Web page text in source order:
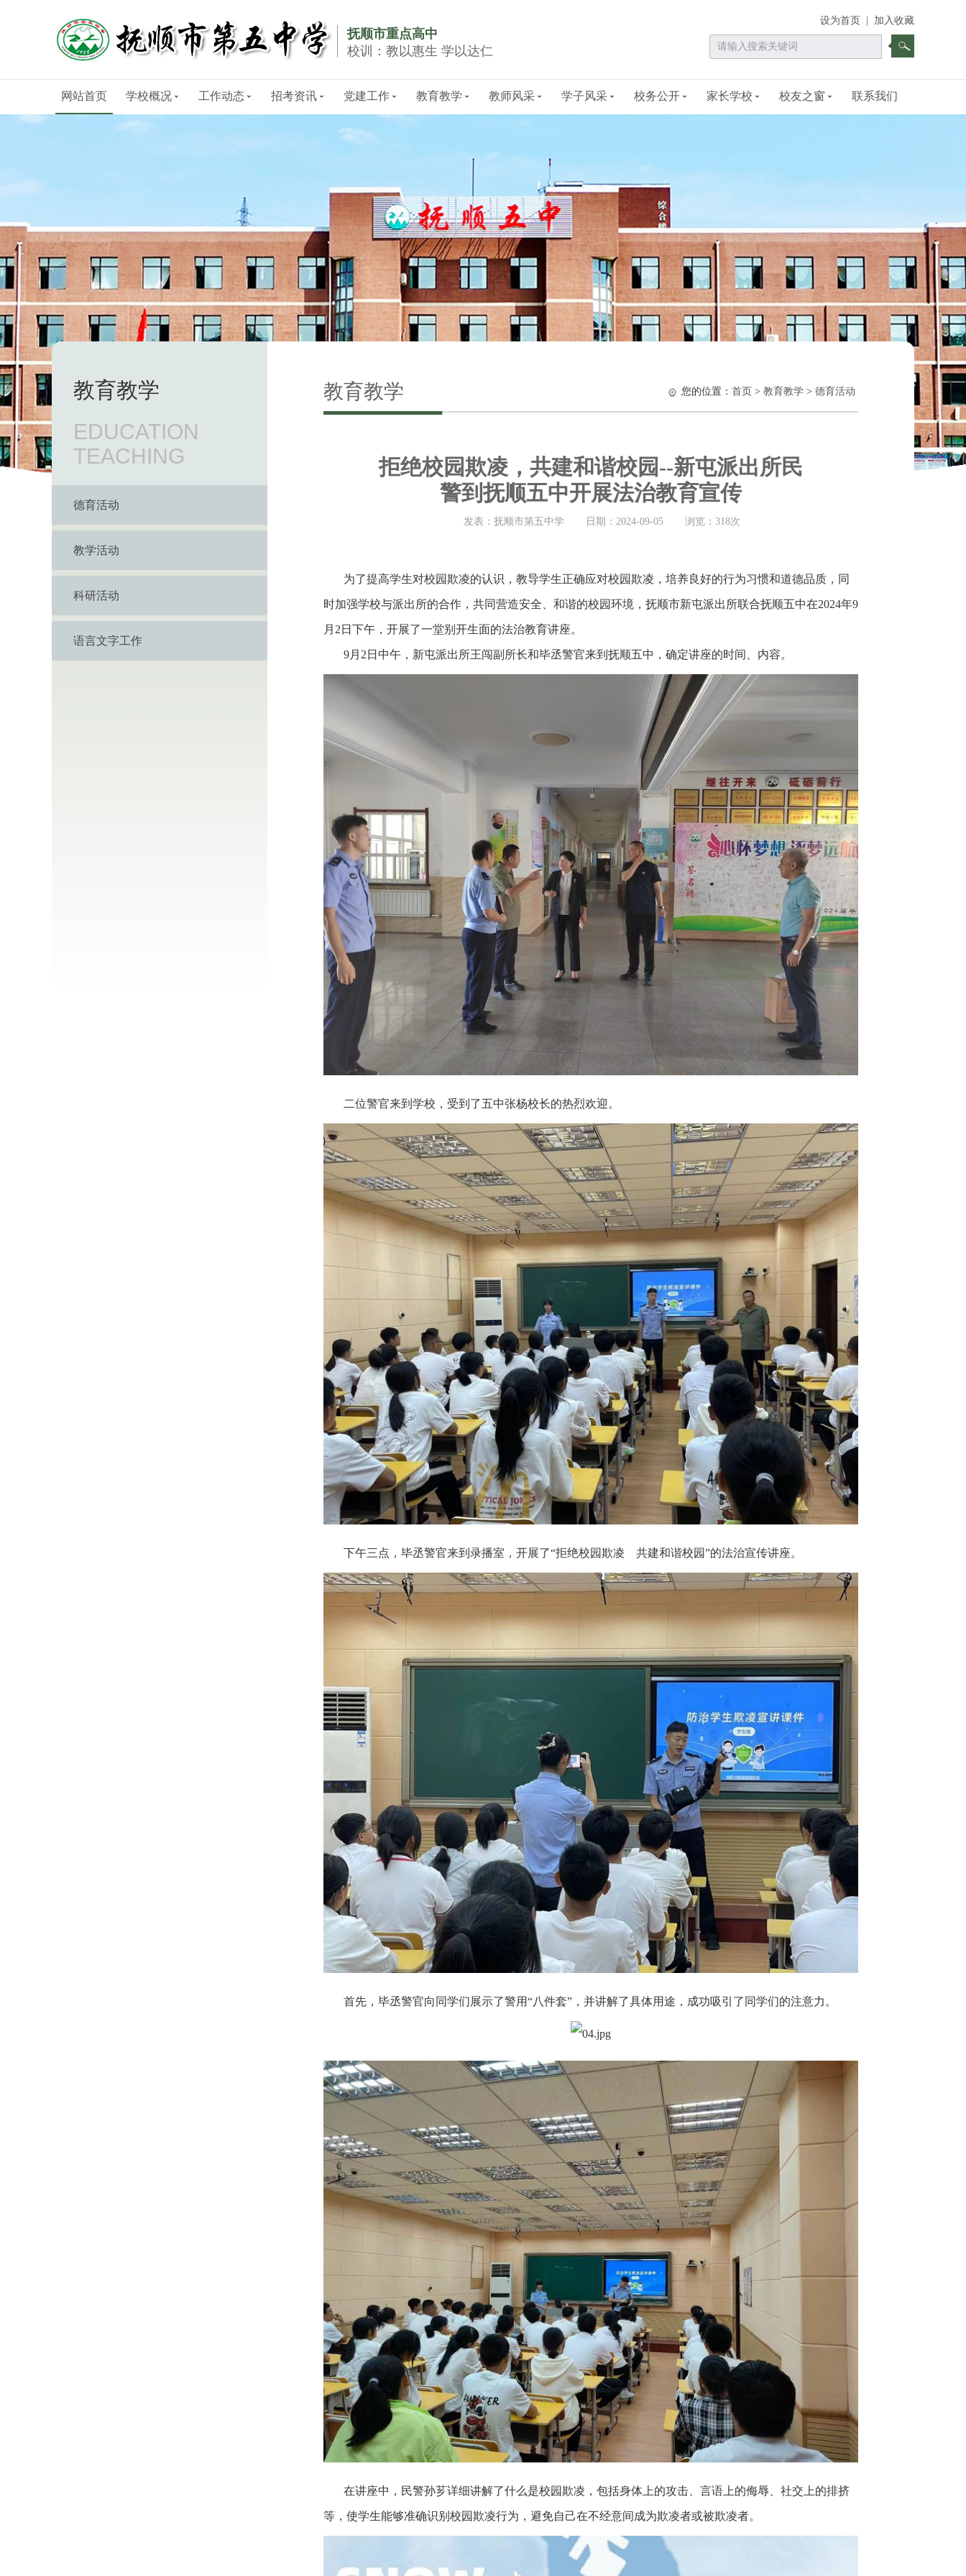
抚顺市重点高中
校训：教以惠生 学以达仁
设为首页 加入收藏
网站首页 学校概况 工作动态 招考资讯 党建工作 教育教学 教师风采 学子风采 校务公开 家长学校 校友之窗 联系我们
教育教学
EDUCATION
TEACHING
德育活动
教学活动
科研活动
语言文字工作
教育教学 您的位置： 首页 > 教育教学 > 德育活动
拒绝校园欺凌，共建和谐校园--新屯派出所民
警到抚顺五中开展法治教育宣传
发表：抚顺市第五中学 日期：2024-09-05 浏览： 318次
为了提高学生对校园欺凌的认识，教导学生正确应对校园欺凌，培养良好的行为习惯和道德品质，同
时加强学校与派出所的合作，共同营造安全、和谐的校园环境，抚顺市新屯派出所联合抚顺五中在2024年9
月2日下午，开展了一堂别开生面的法治教育讲座。
9月2日中午，新屯派出所王闯副所长和毕丞警官来到抚顺五中，确定讲座的时间、内容。
二位警官来到学校，受到了五中张杨校长的热烈欢迎。
下午三点，毕丞警官来到录播室，开展了“拒绝校园欺凌 共建和谐校园”的法治宣传讲座。
首先，毕丞警官向同学们展示了警用“八件套”，并讲解了具体用途，成功吸引了同学们的注意力。
在讲座中，民警孙芗详细讲解了什么是校园欺凌，包括身体上的攻击、言语上的侮辱、社交上的排挤
等，使学生能够准确识别校园欺凌行为，避免自己在不经意间成为欺凌者或被欺凌者。